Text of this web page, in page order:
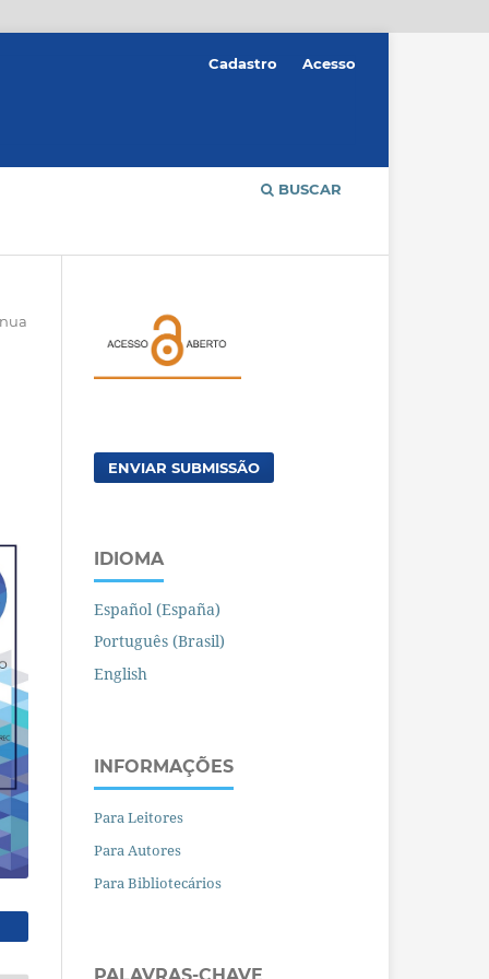
BUSCAR
Cadastro Acesso
ENVIAR SUBMISSÃO
IDIOMA
Español (España)
Português (Brasil)
English
INFORMAÇÕES
Para Leitores
Para Autores
Para Bibliotecários